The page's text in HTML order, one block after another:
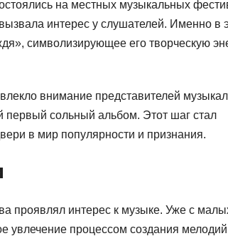
на местных музыкальных
интерес у слушателей. Именно в
символизирующее его творческую
внимание представителей
первый сольный альбом. Этот шаг стал
в мир популярности и признания.
проявлял интерес к музыке. Уже с
увлечение процессом создания